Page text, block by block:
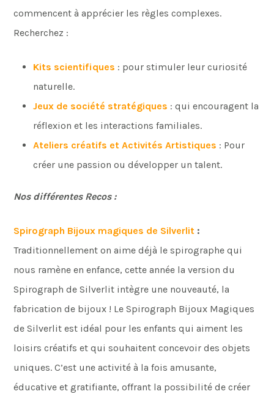
commencent à apprécier les règles complexes.
Recherchez :
Kits scientifiques : pour stimuler leur curiosité
naturelle.
Jeux de société stratégiques : qui encouragent la
réflexion et les interactions familiales.
Ateliers créatifs et Activités Artistiques : Pour
créer une passion ou développer un talent.
Nos différentes Recos :
Spirograph Bijoux magiques de Silverlit :
Traditionnellement on aime déjà le spirographe qui
nous ramène en enfance, cette année la version du
Spirograph de Silverlit intègre une nouveauté, la
fabrication de bijoux ! Le Spirograph Bijoux Magiques
de Silverlit est idéal pour les enfants qui aiment les
loisirs créatifs et qui souhaitent concevoir des objets
uniques. C’est une activité à la fois amusante,
éducative et gratifiante, offrant la possibilité de créer